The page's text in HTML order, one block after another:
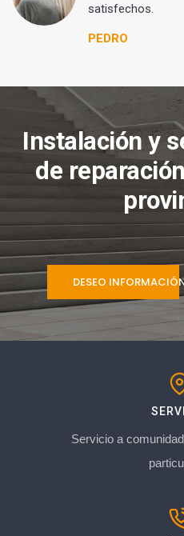
satisfechos.
PEDRO
Instalación y
de
DESEO
Servicio a